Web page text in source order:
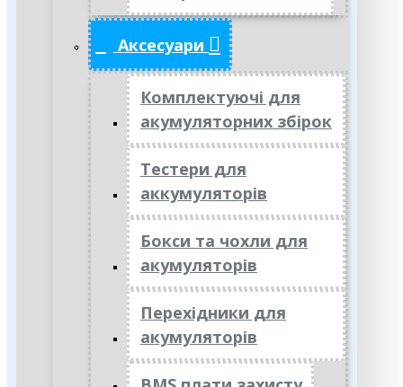
Аксесуари
Комплектуючі для
акумуляторних збірок
Тестери для
аккумуляторів
Бокси та чохли для
акумуляторів
Перехідники для
акумуляторів